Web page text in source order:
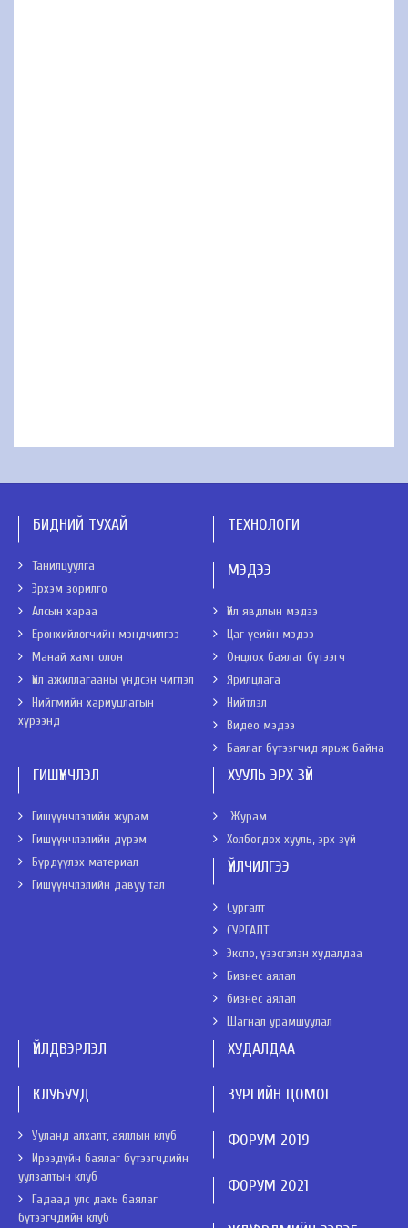
БИДНИЙ ТУХАЙ
Танилцуулга
Эрхэм зорилго
Алсын хараа
Ерөнхийлөгчийн мэндчилгээ
Манай хамт олон
Үйл ажиллагааны үндсэн чиглэл
Нийгмийн хариуцлагын
хүрээнд
ТЕХНОЛОГИ
МЭДЭЭ
Үйл явдлын мэдээ
Цаг үеийн мэдээ
Онцлох баялаг бүтээгч
Ярилцлага
Нийтлэл
Видео мэдээ
Баялаг бүтээгчид ярьж байна
ГИШҮҮНЧЛЭЛ
Гишүүнчлэлийн журам
Гишүүнчлэлийн дүрэм
Бүрдүүлэх материал
Гишүүнчлэлийн давуу тал
ХУУЛЬ ЭРХ ЗҮЙ
Журам
Холбогдох хууль, эрх зүй
ҮЙЛЧИЛГЭЭ
Сургалт
СУРГАЛТ
Экспо, үзэсгэлэн худалдаа
Бизнес аялал
бизнес аялал
Шагнал урамшуулал
ҮЙЛДВЭРЛЭЛ ХУДАЛДАА
КЛУБУУД
Ууланд алхалт, аяллын клуб
Ирээдүйн баялаг бүтээгчдийн
уулзалтын клуб
Гадаад улс дахь баялаг
бүтээгчдийн клуб
ЗУРГИЙН ЦОМОГ
ФОРУМ 2019
ФОРУМ 2021